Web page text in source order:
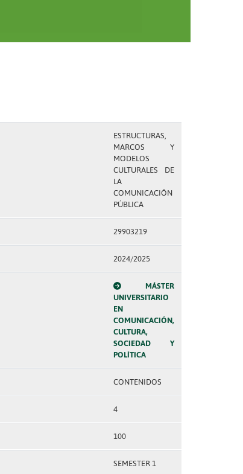
ESTRUCTURAS,
MARCOS Y
MODELOS
CULTURALES DE
LA
COMUNICACIÓN
PÚBLICA
29903219
2024/2025
MÁSTER
UNIVERSITARIO
EN
COMUNICACIÓN,
CULTURA,
SOCIEDAD Y
POLÍTICA
CONTENIDOS
4
100
SEMESTER 1